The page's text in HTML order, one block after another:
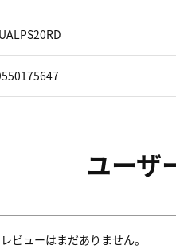
ユーザ
ビューはまだありません。